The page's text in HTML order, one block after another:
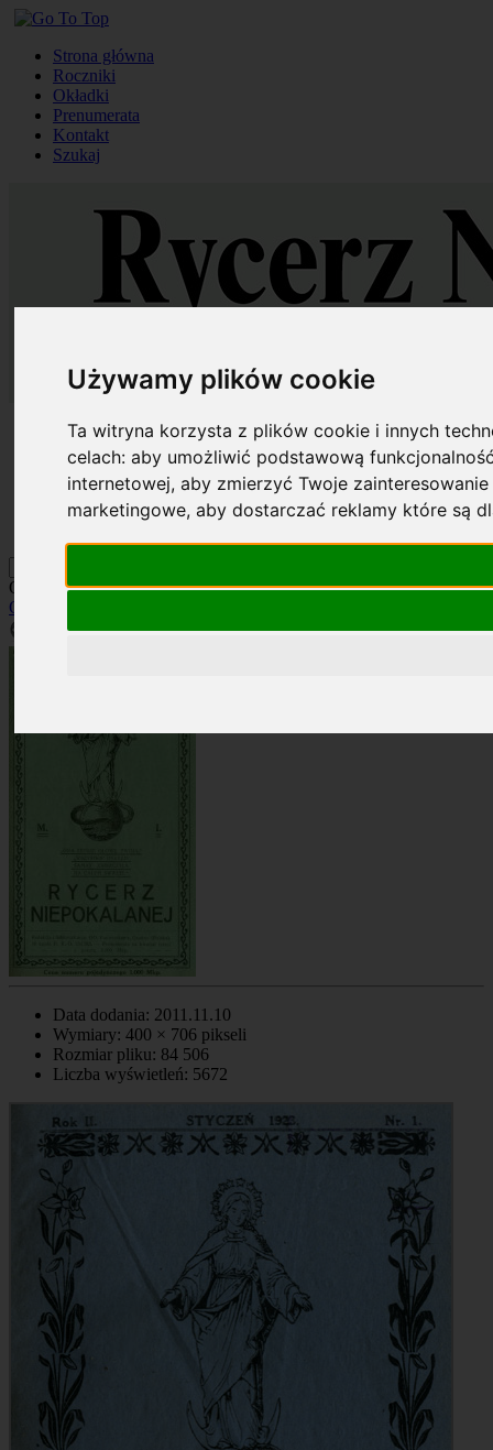
Używamy plików cookie
Ta witryna korzysta z plików cookie i innych
celach:aby umożliwić podstawową
internetowej,aby zmierzyć Twoje
marketingowe,aby dostarczać reklamy które są
Strona główna
Roczniki
Okładki
Prenumerata
Kontakt
Szukaj
Strona główna
Roczniki
Okładki
Prenumerata
Kontakt
Okładka: RN 9/1923
Okładki
Data dodania: 2011.11.10
Wymiary: 400 × 706 pikseli
Rozmiar pliku: 84 506
Liczba wyświetleń: 5672